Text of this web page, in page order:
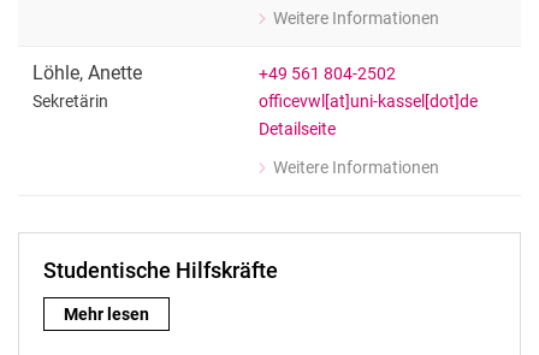
Weitere Informationen
zu Bettina Müller
Löhle, Anette
Sekretärin
+49 561 804-2502
officevwl[at]uni-kassel[dot]de
Detailseite
Weitere Informationen
zu Anette Löhle
Studentische Hilfskräfte
Studentische Hilfskräfte:
Mehr lesen